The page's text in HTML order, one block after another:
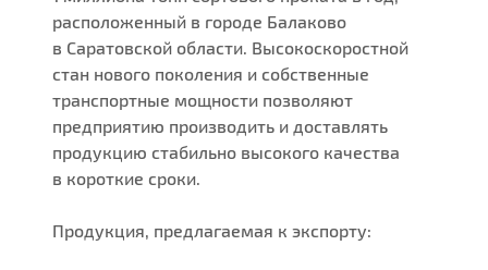
расположенный в городе Балаково
в Саратовской области. Высокоскоростной
стан нового поколения и собственные
транспортные мощности позволяют
предприятию производить и доставлять
продукцию стабильно высокого качества
в короткие сроки.
Продукция, предлагаемая к экспорту: